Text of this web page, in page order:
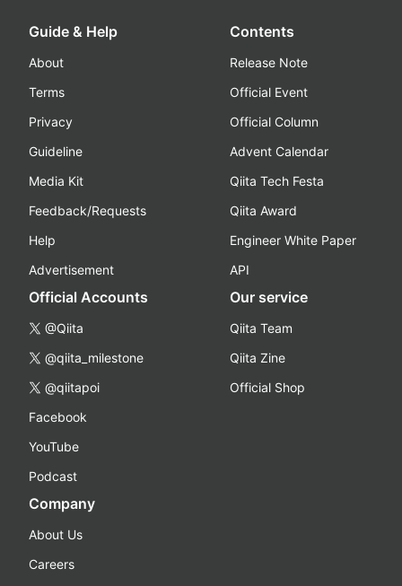
Guide & Help
About
Terms
Privacy
Guideline
Media Kit
Feedback/Requests
Help
Advertisement
Contents
Release Note
Official Event
Official Column
Advent Calendar
Qiita Tech Festa
Qiita Award
Engineer White Paper
API
Official Accounts
@Qiita
@qiita_milestone
@qiitapoi
Facebook
YouTube
Podcast
Our service
Qiita Team
Qiita Zine
Official Shop
Company
About Us
Careers